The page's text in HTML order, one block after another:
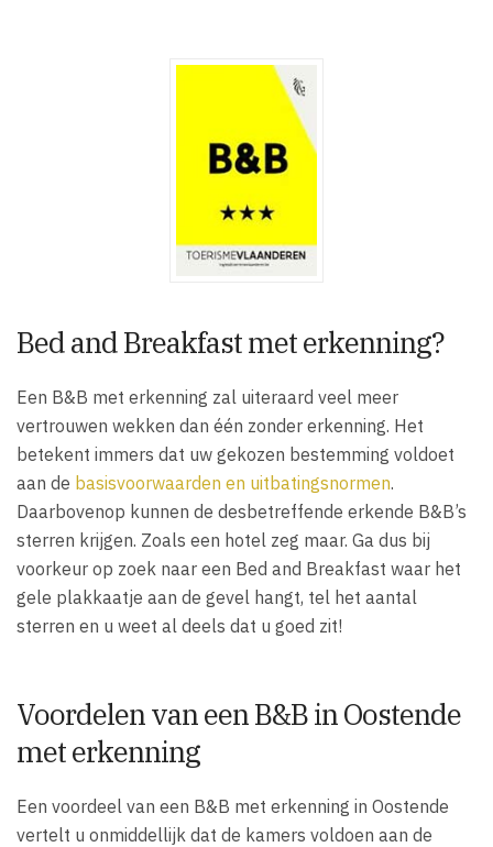
Bed and Breakfast met erkenning?
Een B&B met erkenning zal uiteraard veel meer
vertrouwen wekken dan één zonder erkenning. Het
betekent immers dat uw gekozen bestemming voldoet
aan de basisvoorwaarden en uitbatingsnormen.
Daarbovenop kunnen de desbetreffende erkende B&B’s
sterren krijgen. Zoals een hotel zeg maar. Ga dus bij
voorkeur op zoek naar een Bed and Breakfast waar het
gele plakkaatje aan de gevel hangt, tel het aantal
sterren en u weet al deels dat u goed zit!
Voordelen van een B&B in Oostende
met erkenning
Een voordeel van een B&B met erkenning in Oostende
vertelt u onmiddellijk dat de kamers voldoen aan de